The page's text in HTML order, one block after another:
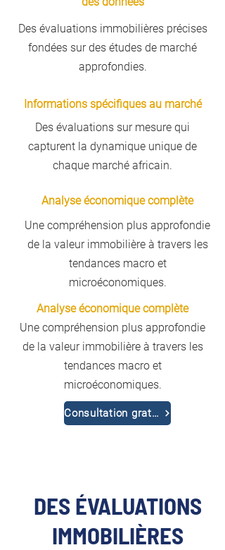
Des évaluations immobilières précises
fondées sur des études de marché
approfondies.
Informations spécifiques au marché
Des évaluations sur mesure qui
capturent la dynamique unique de
chaque marché africain.
Analyse économique complète
Une compréhension plus approfondie
de la valeur immobilière à travers les
tendances macro et
microéconomiques.
Analyse économique complète
Une compréhension plus approfondie
de la valeur immobilière à travers les
tendances macro et
microéconomiques.
Consultation gratuite
DES ÉVALUATIONS
IMMOBILIÈRES